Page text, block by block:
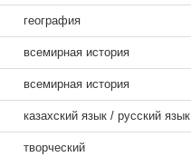
география
всемирная история
всемирная история
казахский язык / русский язык
творческий